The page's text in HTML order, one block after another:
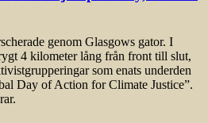
genom Glasgows gator. I
4 kilometer lång från front till slut,
som enats underden
Day of Action for Climate Justice”.